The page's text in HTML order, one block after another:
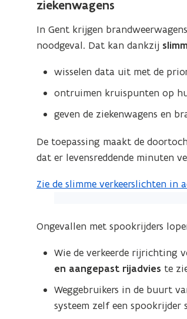
ziekenwagens
In Gent krijgen
noodgeval. Dat kan dankzij
wisselen data uit met de
ontruimen kruispunten op
geven de ziekenwagens en
De toepassing maakt de
dat er levensreddende minuten
Zie de slimme verkeerslichten in
(
e
de
afbeelding
vergrote
weergave)
Ongevallen met spookrijders
Wie de verkeerde rijrichting
en aangepast rijadvies te
Weggebruikers in de buurt
systeem zelf een spookrijder